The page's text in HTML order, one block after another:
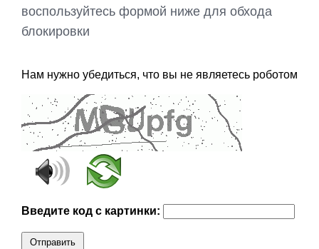
воспользуйтесь формой ниже для обхода
блокировки
Нам нужно убедиться, что вы не являетесь роботом
Введите код с картинки:
Отправить